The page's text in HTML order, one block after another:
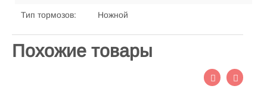
Тип тормозов: Ножной
Похожие товары